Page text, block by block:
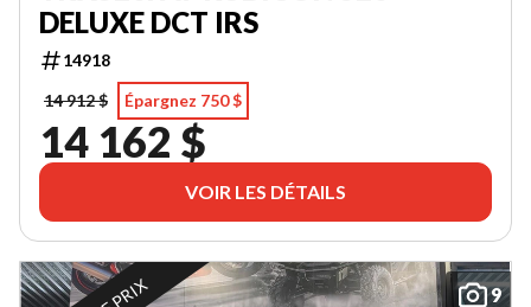
DELUXE DCT IRS
14918
14 912 $
Épargnez 750 $
14 162 $
VOIR LES DÉTAILS
9